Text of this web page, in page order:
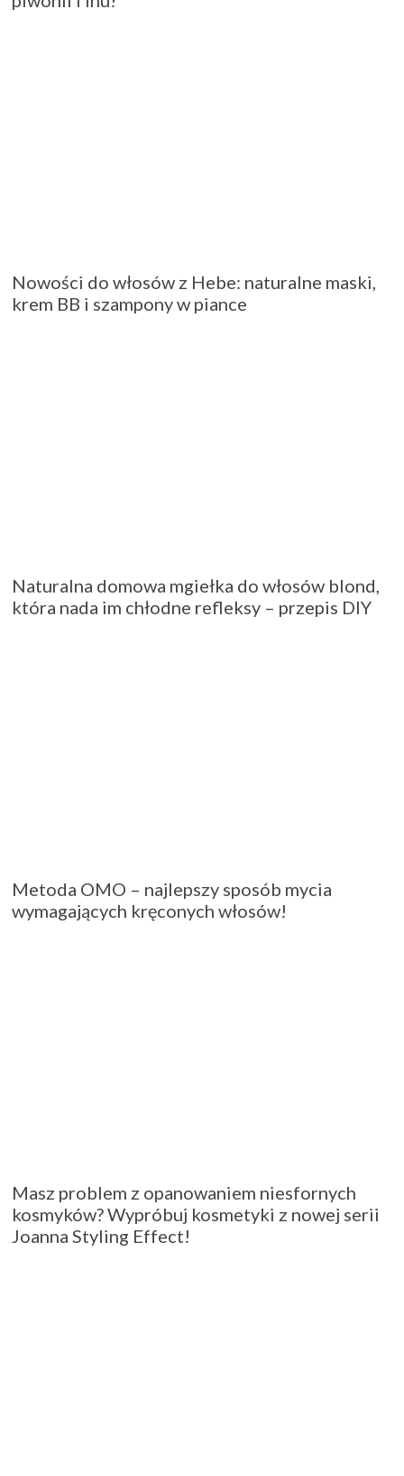
Nowości do włosów z Hebe: naturalne maski,
krem BB i szampony w piance
Naturalna domowa mgiełka do włosów blond,
która nada im chłodne refleksy – przepis DIY
Metoda OMO – najlepszy sposób mycia
wymagających kręconych włosów!
Masz problem z opanowaniem niesfornych
kosmyków? Wypróbuj kosmetyki z nowej serii
Joanna Styling Effect!